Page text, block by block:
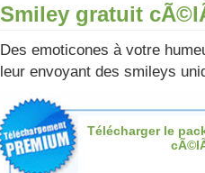
Smiley gratuit
Des emoticones à votre
leur envoyant des smileys
Télécharger le